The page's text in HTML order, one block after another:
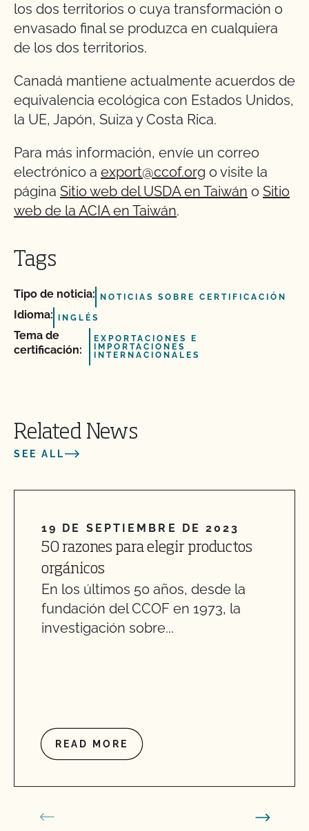
los dos territorios o cuya transformación o
envasado final se produzca en cualquiera
de los dos territorios.
Canadá mantiene actualmente acuerdos de
equivalencia ecológica con Estados Unidos,
la UE, Japón, Suiza y Costa Rica.
Para más información, envíe un correo
electrónico a export@ccof.org o visite la
página Sitio web del USDA en Taiwán o Sitio
web de la ACIA en Taiwán.
Tags
Tipo de noticia: NOTICIAS SOBRE CERTIFICACIÓN
Idioma: INGLÉS
Tema de
certificación:
EXPORTACIONES E
IMPORTACIONES
INTERNACIONALES
Related News
SEE ALL
19 DE SEPTIEMBRE DE 2023
50 razones para elegir productos
orgánicos
En los últimos 50 años, desde la
fundación del CCOF en 1973, la
investigación sobre...
READ MORE